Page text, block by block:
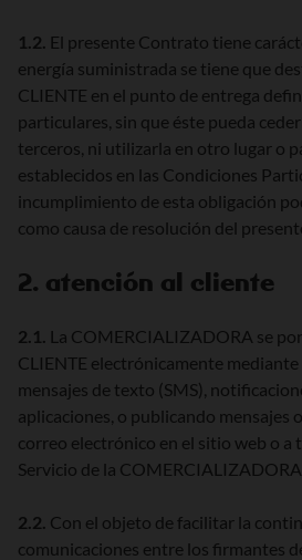
1.2. El presente Contrato tiene
energía suministrada se tiene que
CLIENTE en el punto de entrega
particulares, sin que éste pueda
terceros, ni utilizarla en otro lugar o
establecidos en las Condiciones
incumplimiento de esta obligación
como causa de resolución del
2. atención al cliente
2.1. La COMERCIALIZADORA se
CLIENTE electrónicamente
mensajes de texto (SMS),
aplicaciones, o publicando mensajes
correo electrónico en el sitio web o a
Servicio de la
2.2. Con el objeto de facilitar la
comunicaciones entre los firmantes